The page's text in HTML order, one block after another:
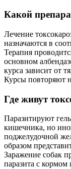
Какой
Лечение
назначаются в
Терапия
основном
курса зависит от
Курсы повторяют
Где живут
Паразитируют
кишечника, но
поджелудочной
образом
Заражение собак
паразита с кормом